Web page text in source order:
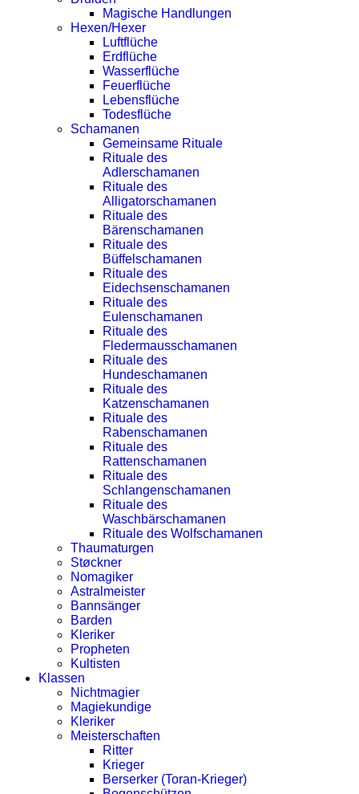
Magische Handlungen
Hexen/Hexer
Luftflüche
Erdflüche
Wasserflüche
Feuerflüche
Lebensflüche
Todesflüche
Schamanen
Gemeinsame Rituale
Rituale des
Adlerschamanen
Rituale des
Alligatorschamanen
Rituale des
Bärenschamanen
Rituale des
Büffelschamanen
Rituale des
Eidechsenschamanen
Rituale des
Eulenschamanen
Rituale des
Fledermausschamanen
Rituale des
Hundeschamanen
Rituale des
Katzenschamanen
Rituale des
Rabenschamanen
Rituale des
Rattenschamanen
Rituale des
Schlangenschamanen
Rituale des
Waschbärschamanen
Rituale des Wolfschamanen
Thaumaturgen
Støckner
Nomagiker
Astralmeister
Bannsänger
Barden
Kleriker
Propheten
Kultisten
Klassen
Nichtmagier
Magiekundige
Kleriker
Meisterschaften
Ritter
Krieger
Berserker (Toran-Krieger)